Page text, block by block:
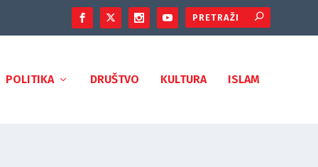
POLITIKA DRUŠTVO KULTURA ISLAM